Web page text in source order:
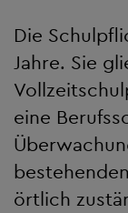
Die
Jahre. Sie
eine
örtlich